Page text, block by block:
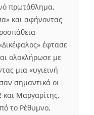
πρωτάθλημα,
και αφήνοντας
έφτασε
ολοκλήρωσε με
μια «υγιεινή
σημαντικά οι
και Μαργαρίτης,
το Ρέθυμνο,